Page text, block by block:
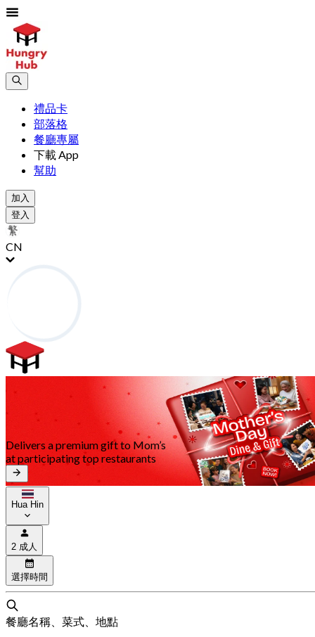
禮品卡
部落格
餐廳專屬
下載 App
幫助
加入
登入
CN
Delivers a premium gift to Mom’s
at participating top restaurants
Hua Hin
2 成人
選擇時間
餐廳名稱、菜式、地點